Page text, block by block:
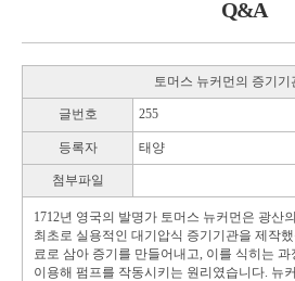
Q&A
토머스 뉴커먼의 증기기
글번호 255
등록자
태양
첨부파일
1712년 영국의 발명가 토머스 뉴커먼은 광산
최초로 실용적인 대기압식 증기기관을 제작
료로 삼아 증기를 만들어내고, 이를 식히는
이용해 펌프를 작동시키는 원리였습니다. 뉴